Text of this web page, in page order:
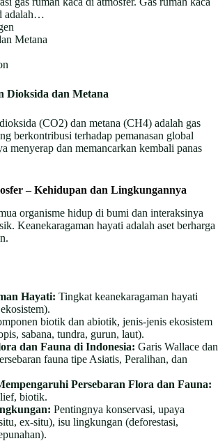
adalah…
Metana
Dioksida dan Metana
(CO2) dan metana (CH4) adalah gas
berkontribusi terhadap pemanasan global
menyerap dan memancarkan kembali panas
– Kehidupan dan Lingkungannya
organisme hidup di bumi dan interaksinya
Keanekaragaman hayati adalah aset berharga
Hayati: Tingkat keanekaragaman hayati
biotik dan abiotik, jenis-jenis ekosistem
sabana, tundra, gurun, laut).
dan Fauna di Indonesia: Garis Wallace dan
fauna tipe Asiatis, Peralihan, dan
Persebaran Flora dan Fauna:
biotik.
Pentingnya konservasi, upaya
ex-situ), isu lingkungan (deforestasi,